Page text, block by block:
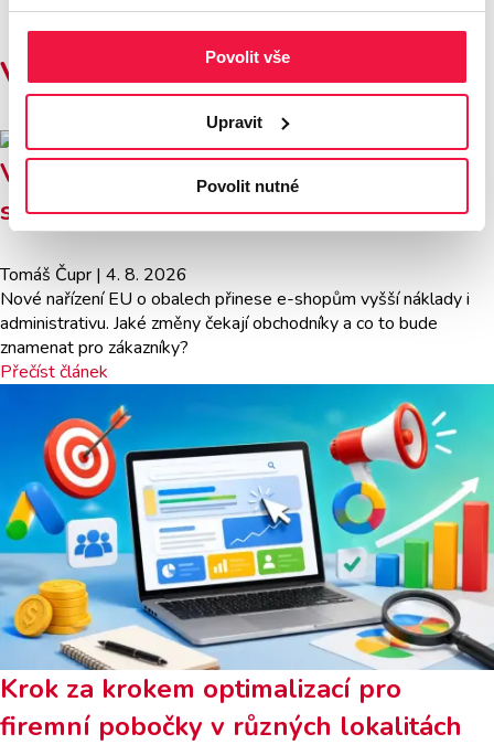
Povolit vše
Upravit
Povolit nutné
Více článků z blogu
Vyšší náklady na obaly zdraží zboží e-
shopů
Tomáš Čupr | 4. 8. 2026
Nové nařízení EU o obalech přinese e-shopům vyšší náklady i
administrativu. Jaké změny čekají obchodníky a co to bude
znamenat pro zákazníky?
Přečíst článek
Krok za krokem optimalizací pro
firemní pobočky v různých lokalitách